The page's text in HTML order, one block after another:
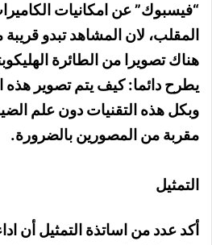
“فيسبوك” عن امكانيات
المقلب، لان المشاهد تبدو
هناك تصويرا من الطائرة
يطرح دائما: كيف يتم تصوير
وبكل هذه التقنيات دون علم
مقربة من المصورين بالضرورة.
التمثيل
أكد عدد من اساتذة التمثيل أن